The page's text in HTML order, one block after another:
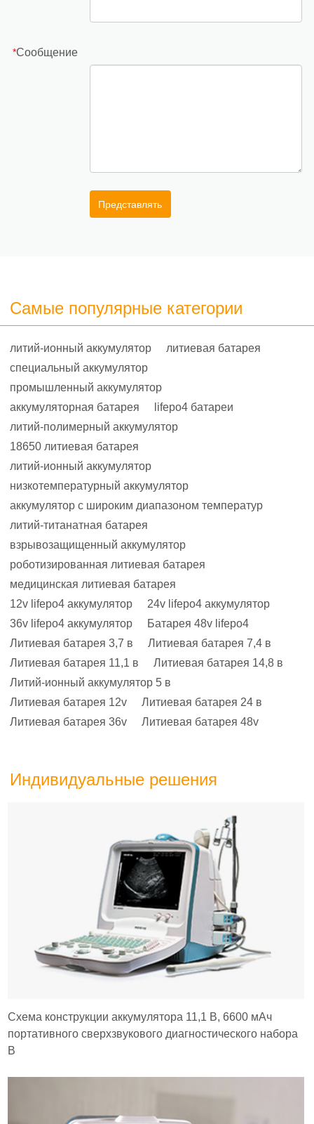
*Сообщение
Представлять
Самые популярные категории
литий-ионный аккумулятор
литиевая батарея
специальный аккумулятор
промышленный аккумулятор
аккумуляторная батарея
lifepo4 батареи
литий-полимерный аккумулятор
18650 литиевая батарея
литий-ионный аккумулятор
низкотемпературный аккумулятор
аккумулятор с широким диапазоном температур
литий-титанатная батарея
взрывозащищенный аккумулятор
роботизированная литиевая батарея
медицинская литиевая батарея
12v lifepo4 аккумулятор
24v lifepo4 аккумулятор
36v lifepo4 аккумулятор
Батарея 48v lifepo4
Литиевая батарея 3,7 в
Литиевая батарея 7,4 в
Литиевая батарея 11,1 в
Литиевая батарея 14,8 в
Литий-ионный аккумулятор 5 в
Литиевая батарея 12v
Литиевая батарея 24 в
Литиевая батарея 36v
Литиевая батарея 48v
Индивидуальные решения
Схема конструкции аккумулятора 11,1 В, 6600 мАч
портативного сверхзвукового диагностического набора
B